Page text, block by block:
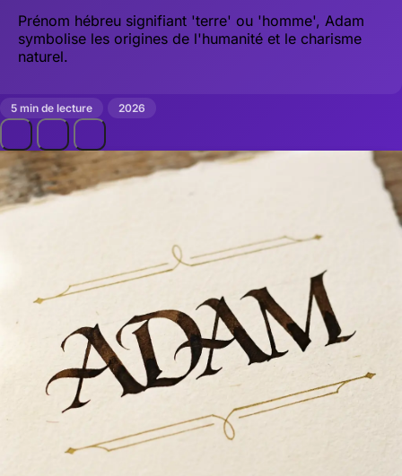
Prénom hébreu signifiant 'terre' ou 'homme', Adam
symbolise les origines de l'humanité et le charisme
naturel.
5 min de lecture 2026